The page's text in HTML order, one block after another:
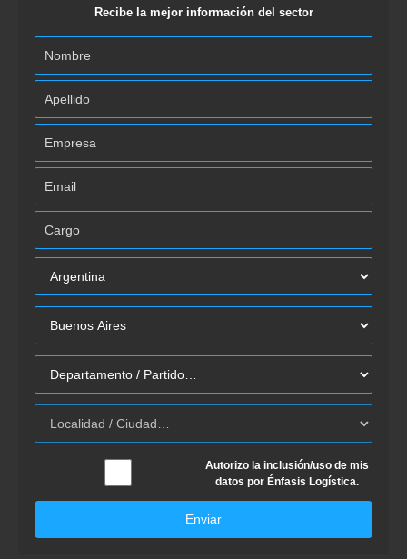
Recibe la mejor información del sector
Autorizo la inclusión/uso de mis
datos por Énfasis Logística.
Enviar